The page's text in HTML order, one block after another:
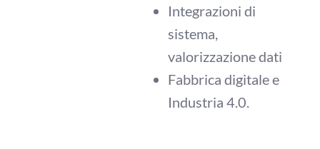
Integrazioni di
sistema,
valorizzazione dati
Fabbrica digitale e
Industria 4.0.